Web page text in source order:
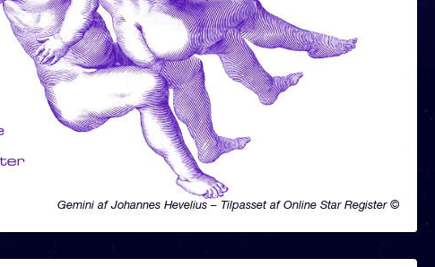
Gemini af Johannes Hevelius – Tilpasset af Online Star Register ©